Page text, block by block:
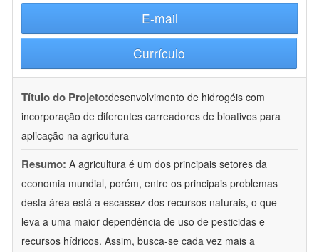
E-mail
Currículo
Título do Projeto:desenvolvimento de hidrogéis com
incorporação de diferentes carreadores de bioativos para
aplicação na agricultura
Resumo: A agricultura é um dos principais setores da
economia mundial, porém, entre os principais problemas
desta área está a escassez dos recursos naturais, o que
leva a uma maior dependência de uso de pesticidas e
recursos hídricos. Assim, busca-se cada vez mais a